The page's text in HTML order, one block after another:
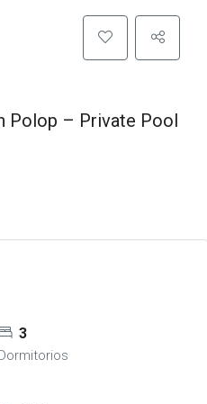
Polop – Private Pool
3